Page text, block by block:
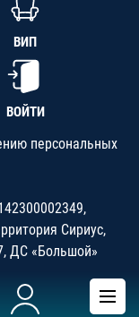
ВИП
ВОЙТИ
персональных
Сириус,
ДС «Большой»